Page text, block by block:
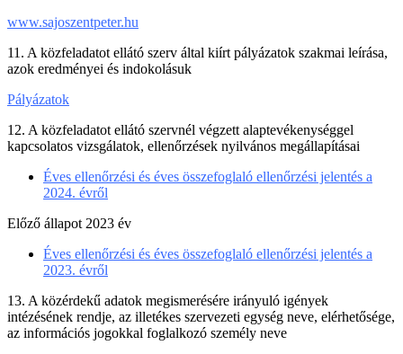
www.sajoszentpeter.hu
11. A közfeladatot ellátó szerv által kiírt pályázatok szakmai leírása,
azok eredményei és indokolásuk
Pályázatok
12. A közfeladatot ellátó szervnél végzett alaptevékenységgel
kapcsolatos vizsgálatok, ellenőrzések nyilvános megállapításai
Éves ellenőrzési és éves összefoglaló ellenőrzési jelentés a
2024. évről
Előző állapot 2023 év
Éves ellenőrzési és éves összefoglaló ellenőrzési jelentés a
2023. évről
13. A közérdekű adatok megismerésére irányuló igények
intézésének rendje, az illetékes szervezeti egység neve, elérhetősége,
az információs jogokkal foglalkozó személy neve